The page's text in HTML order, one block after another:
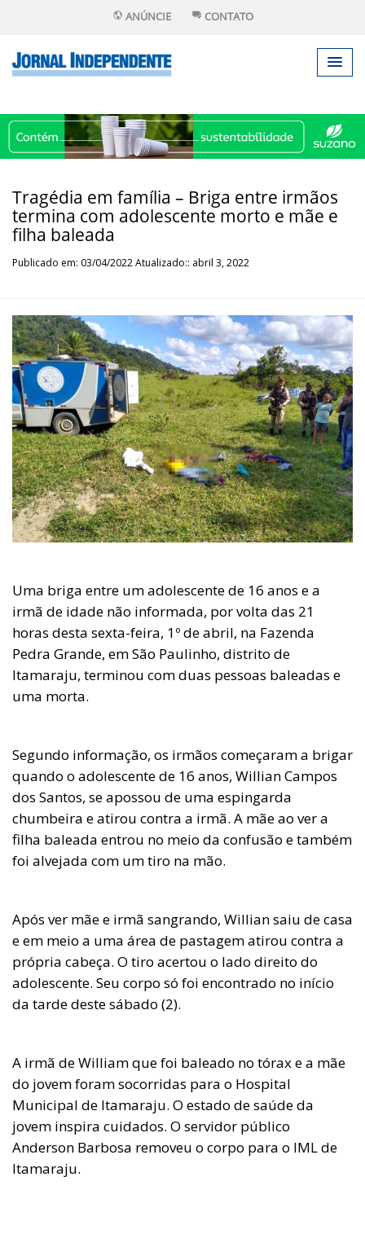
ANÚNCIE CONTATO
Tragédia em família – Briga entre irmãos
termina com adolescente morto e mãe e
filha baleada
Publicado em: 03/04/2022 Atualizado:: abril 3, 2022
Uma briga entre um adolescente de 16 anos e a
irmã de idade não informada, por volta das 21
horas desta sexta-feira, 1º de abril, na Fazenda
Pedra Grande, em São Paulinho, distrito de
Itamaraju, terminou com duas pessoas baleadas e
uma morta.
Segundo informação, os irmãos começaram a brigar
quando o adolescente de 16 anos, Willian Campos
dos Santos, se apossou de uma espingarda
chumbeira e atirou contra a irmã. A mãe ao ver a
filha baleada entrou no meio da confusão e também
foi alvejada com um tiro na mão.
Após ver mãe e irmã sangrando, Willian saiu de casa
e em meio a uma área de pastagem atirou contra a
própria cabeça. O tiro acertou o lado direito do
adolescente. Seu corpo só foi encontrado no início
da tarde deste sábado (2).
A irmã de William que foi baleado no tórax e a mãe
do jovem foram socorridas para o Hospital
Municipal de Itamaraju. O estado de saúde da
jovem inspira cuidados. O servidor público
Anderson Barbosa removeu o corpo para o IML de
Itamaraju.